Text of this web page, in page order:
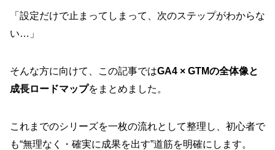
「設定だけで止まってしまって、次のステップがわからな
い…」
そんな方に向けて、この記事ではGA4 × GTMの全体像と
成長ロードマップをまとめました。
これまでのシリーズを一枚の流れとして整理し、初心者で
も“無理なく・確実に成果を出す”道筋を明確にします。